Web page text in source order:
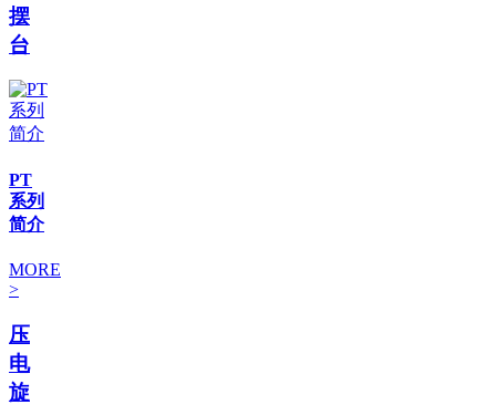
摆
台
PT
系列
简介
MORE
>
压
电
旋